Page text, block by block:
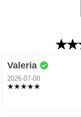
Valeria
2026-07-08